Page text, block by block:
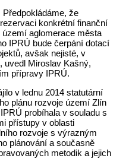
Předpokládáme, že
konkrétní finanční
aglomerace města
IPRÚ bude čerpání dotací
avšak nejisté, v
uvedl Miroslav Kašný,
přípravy IPRÚ.
v lednu 2014 statutární
plánu rozvoje území Zlín
probíhala v souladu s
přístupy v oblasti
rozvoje s výrazným
plánování a současně
metodik a jejich